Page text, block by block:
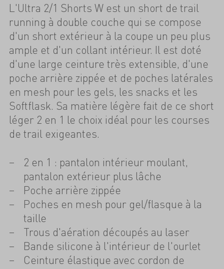
L'Ultra 2/1 Shorts W est un short de trail
running à double couche qui se compose
d'un short extérieur à la coupe un peu plus
ample et d'un collant intérieur. Il est doté
d'une large ceinture très extensible, d'une
poche arrière zippée et de poches latérales
en mesh pour les gels, les snacks et les
Softflask. Sa matière légère fait de ce short
léger 2 en 1 le choix idéal pour les courses
de trail exigeantes.
2 en 1 : pantalon intérieur moulant,
pantalon extérieur plus lâche
Poche arrière zippée
Poches en mesh pour gel/flasque à la
taille
Trous d'aération découpés au laser
Bande silicone à l'intérieur de l'ourlet
Ceinture élastique avec cordon de